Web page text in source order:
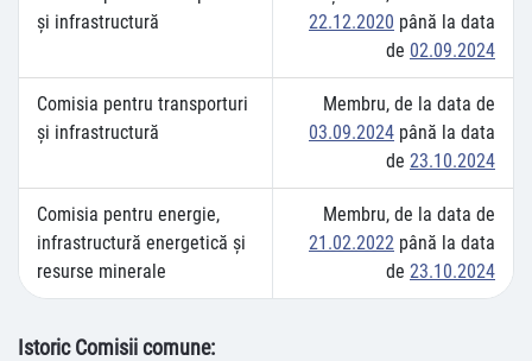
şi infrastructură
22.12.2020 până la data
de 02.09.2024
Comisia pentru transporturi
şi infrastructură
Membru, de la data de
03.09.2024 până la data
de 23.10.2024
Comisia pentru energie,
infrastructură energetică și
resurse minerale
Membru, de la data de
21.02.2022 până la data
de 23.10.2024
Istoric Comisii comune: